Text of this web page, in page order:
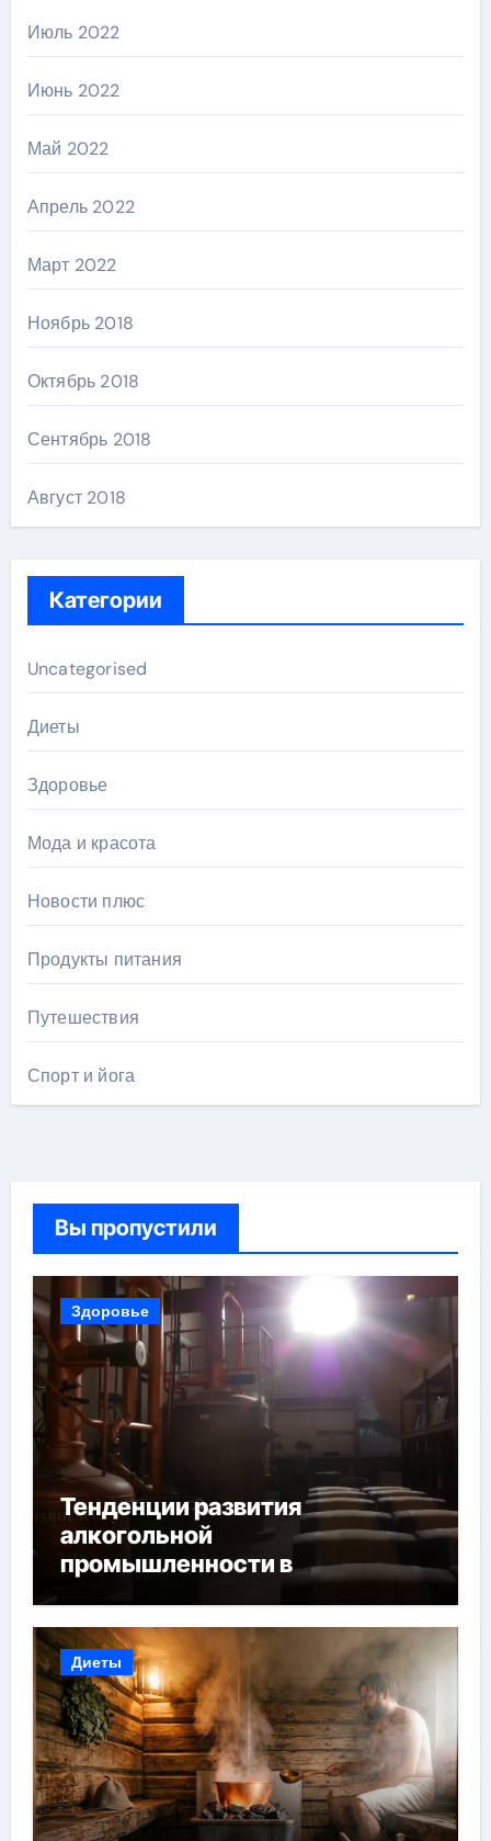
Июль 2022
Июнь 2022
Май 2022
Апрель 2022
Март 2022
Ноябрь 2018
Октябрь 2018
Сентябрь 2018
Август 2018
Категории
Uncategorised
Диеты
Здоровье
Мода и красота
Новости плюс
Продукты питания
Путешествия
Спорт и йога
Вы пропустили
Здоровье
Тенденции развития
алкогольной
промышленности в
Диеты